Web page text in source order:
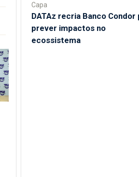
Capa
DATAz recria Banco Condor
prever impactos no
ecossistema